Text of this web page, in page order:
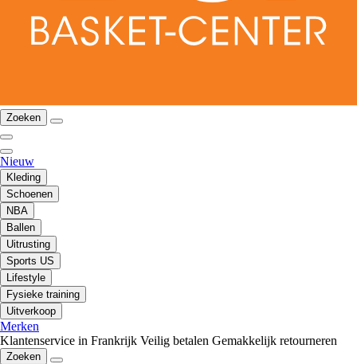
Zoeken
Nieuw
Kleding
Schoenen
NBA
Ballen
Uitrusting
Sports US
Lifestyle
Fysieke training
Uitverkoop
Merken
Klantenservice in Frankrijk Veilig betalen Gemakkelijk retourneren
Zoeken